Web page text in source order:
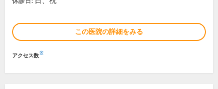
この医院の詳細をみる
アクセス数※